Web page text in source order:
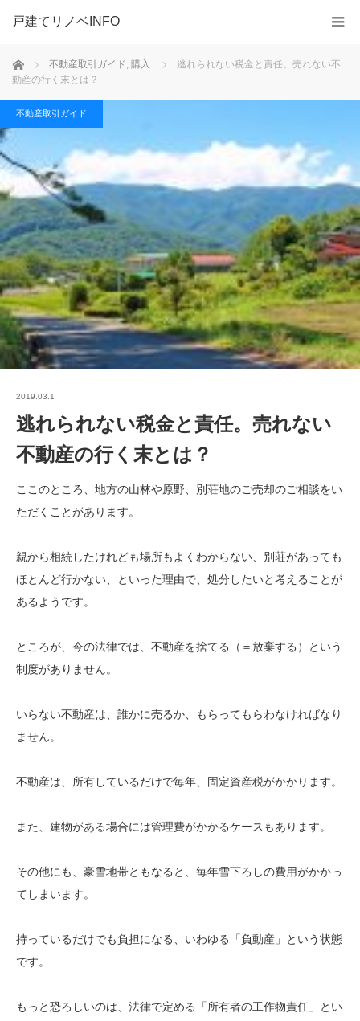
戸建てリノベINFO
ホーム 不動産取引ガイド, 購入
逃れられない税金と責任。売れない不
動産の行く末とは？
不動産取引ガイド
2019.03.1
逃れられない税金と責任。売れない
不動産の行く末とは？
ここのところ、地方の山林や原野、別荘地のご売却のご相談をい
ただくことがあります。
親から相続したけれども場所もよくわからない、別荘があっても
ほとんど行かない、といった理由で、処分したいと考えることが
あるようです。
ところが、今の法律では、不動産を捨てる（＝放棄する）という
制度がありません。
いらない不動産は、誰かに売るか、もらってもらわなければなり
ません。
不動産は、所有しているだけで毎年、固定資産税がかかります。
また、建物がある場合には管理費がかかるケースもあります。
その他にも、豪雪地帯ともなると、毎年雪下ろしの費用がかかっ
てしまいます。
持っているだけでも負担になる、いわゆる「負動産」という状態
です。
もっと恐ろしいのは、法律で定める「所有者の工作物責任」とい